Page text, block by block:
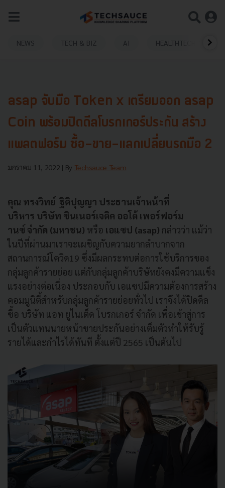
NEWS TECH & BIZ AI HEALTHTECH
asap จับมือ Token x เตรียมออก asap
Coin พร้อมปิดดีลโบรกเกอร์ประกัน สร้าง
แพลตฟอร์ม ซื้อ-ขาย-แลกเปลี่ยนรถมือ 2
มกราคม 11, 2022 | By Techsauce Team
คุณ ทรงวิทย์ ฐิติปุญญา ประธานเจ้าหน้าที่
บริหาร บริษัท ซินเนอร์เจติค ออโต้ เพอร์ฟอร์ม
านซ์ จำกัด (มหาชน) หรือ เอแซป (asap) กล่าวว่า แม้ว่า
ในปีที่ผ่านมาเราจะเผชิญกับความยากลำบากจาก
สถานการณ์โควิด19 ซึ่งมีผลกระทบต่อการใช้บริการของ
กลุ่มลูกค้ารายย่อย แต่กับกลุ่มลูกค้าบริษัทยังคงมีความแข็ง
แรงอย่างต่อเนื่อง ประกอบกับ เอแซปมีความต้องการสร้าง
คอมมูนิตี้สำหรับกลุ่มลูกค้ารายย่อยทั่วไป เราจึงได้ปิดดีล
ซื้อ บริษัท แอท ยูไนเต็ด โบรกเกอร์ จำกัด เพื่อเข้าสู่การ
เป็นตัวแทนนายหน้าขายประกันอย่างเต็มตัวทำให้รับรู้
รายได้และกำไรได้ทันที ตั้งแต่ปี 2565 เป็นต้นไป